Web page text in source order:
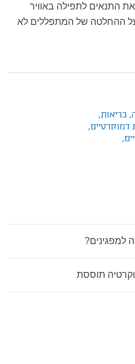
התנאים לתפילה באוויר
על ההחלטה של המתפללים לא
בריאות,
דמוקרטיים,
למפגינים?
תוססת